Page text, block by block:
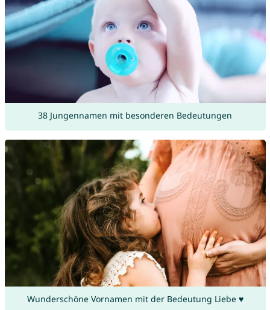
38 Jungennamen mit besonderen Bedeutungen
Wunderschöne Vornamen mit der Bedeutung Liebe ♥